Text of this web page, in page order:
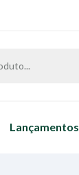
Lançamentos